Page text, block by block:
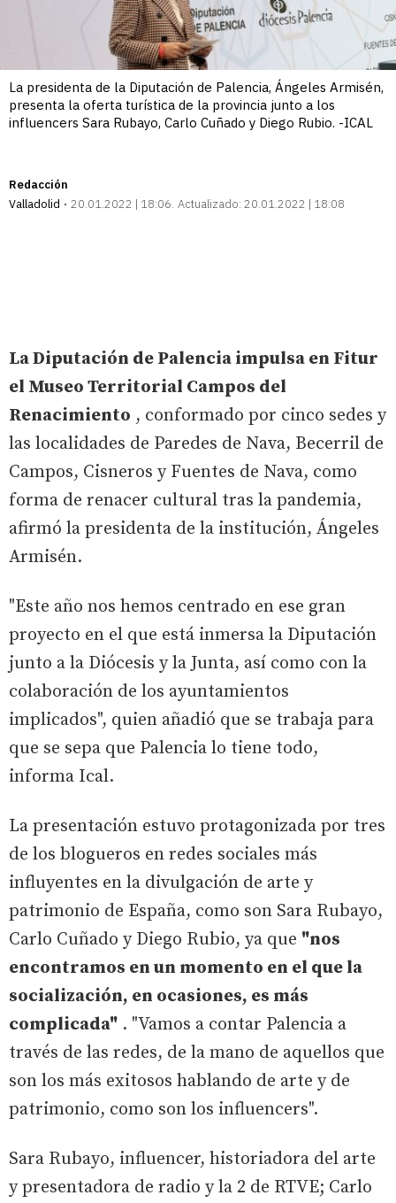
La presidenta de la Diputación de Palencia, Ángeles Armisén,
presenta la oferta turística de la provincia junto a los
influencers Sara Rubayo, Carlo Cuñado y Diego Rubio. -ICAL
Redacción
Valladolid
20.01.2022 | 18:06 Actualizado: 20.01.2022 | 18:08
La Diputación de Palencia impulsa en Fitur
el Museo Territorial Campos del
Renacimiento , conformado por cinco sedes y
las localidades de Paredes de Nava, Becerril de
Campos, Cisneros y Fuentes de Nava, como
forma de renacer cultural tras la pandemia,
afirmó la presidenta de la institución, Ángeles
Armisén.
"Este año nos hemos centrado en ese gran
proyecto en el que está inmersa la Diputación
junto a la Diócesis y la Junta, así como con la
colaboración de los ayuntamientos
implicados", quien añadió que se trabaja para
que se sepa que Palencia lo tiene todo,
informa Ical.
La presentación estuvo protagonizada por tres
de los blogueros en redes sociales más
influyentes en la divulgación de arte y
patrimonio de España, como son Sara Rubayo,
Carlo Cuñado y Diego Rubio, ya que "nos
encontramos en un momento en el que la
socialización, en ocasiones, es más
complicada" . "Vamos a contar Palencia a
través de las redes, de la mano de aquellos que
son los más exitosos hablando de arte y de
patrimonio, como son los influencers".
Sara Rubayo, influencer, historiadora del arte
y presentadora de radio y la 2 de RTVE; Carlo